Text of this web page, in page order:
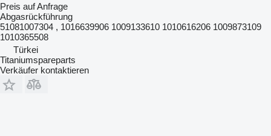
Preis auf Anfrage
Abgasrückführung
51081007304 , 1016639906 1009133610 1010616206 1009873109
1010365508
Türkei
Titaniumspareparts
Verkäufer kontaktieren